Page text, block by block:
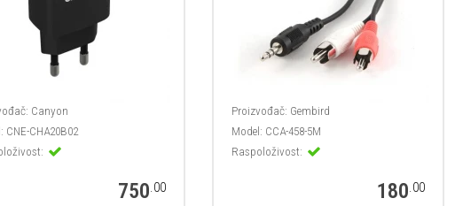
Canyon
CNE-CHA20B02
750.00
Proizvođač: Gembird
Model: CCA-458-5M
Raspoloživost:
180.00